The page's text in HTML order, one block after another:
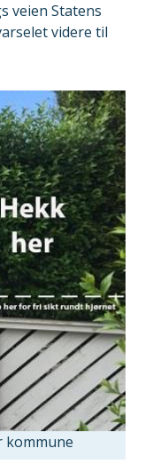
veien Statens
videre til
kommune